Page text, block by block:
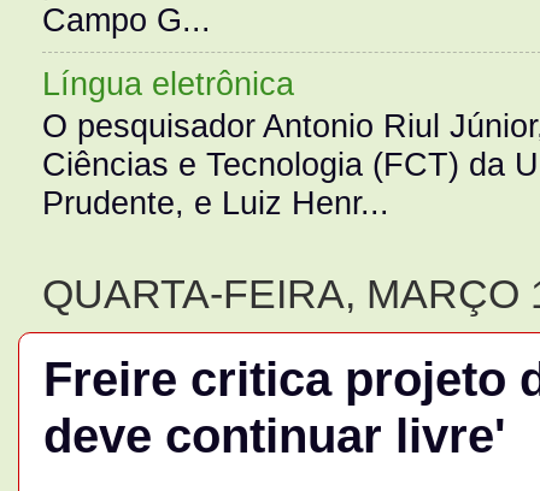
Campo G...
Língua eletrônica
O pesquisador Antonio Riul
Ciências e Tecnologia (FCT) da
Prudente, e Luiz Henr...
QUARTA-FEIRA, MARÇO
Freire critica projeto
deve continuar livre'